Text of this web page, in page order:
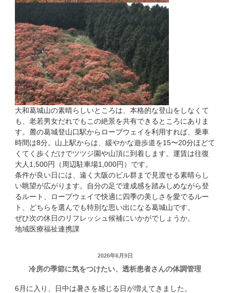
大和葛城山の素晴らしいところは、本格的な登山をしなくて
も、老若男女だれでもこの絶景を共有できるところにありま
す。麓の葛城登山口駅からロープウェイを利用すれば、乗車
時間は8分。山上駅からは、緩やかな遊歩道を15〜20分ほどて
くてく歩くだけでツツジ園や山頂に到着します。運賃は往復
大人1,500円（周辺駐車場1,000円）です。
条件が良い日には、遠く大阪のビル群まで見渡せる素晴らし
い眺望が広がります。自分の足で達成感を踏みしめながら登
るルート、ロープウェイで快適に四季の美しさを愛でるルー
ト、どちらを選んでも特別な思い出になる葛城山です。
ぜひ次の休日のリフレッシュ候補にいかがでしょうか。
地域医療福祉連携課
投
稿
2026年6月9日
冷房の季節に気をつけたい、透析患者さんの体調管理
6月に入り、日中は暑さを感じる日が増えてきました。